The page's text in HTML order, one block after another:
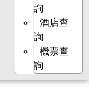
詢
酒店查
詢
機票查
詢